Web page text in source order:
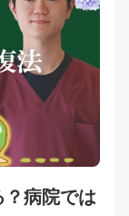
病院では